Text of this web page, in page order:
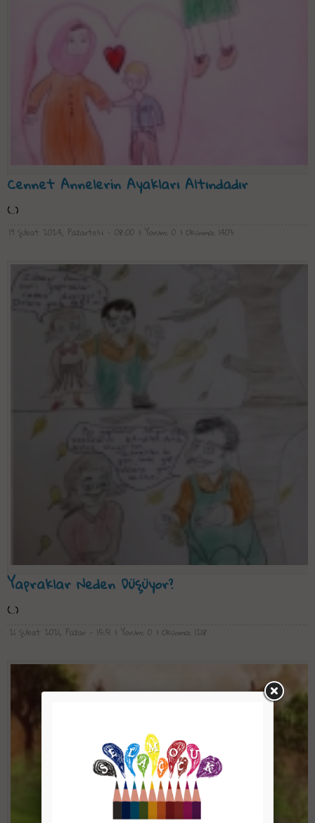
Cennet Annelerin Ayakları Altındadır
(..)
19 Şubat 2024, Pazartesi - 08:00 | Yorum: 0 | Okunma: 1403
Yapraklar Neden Düşüyor?
(..)
21 Şubat 2021, Pazar - 15:51 | Yorum: 0 | Okunma: 1218